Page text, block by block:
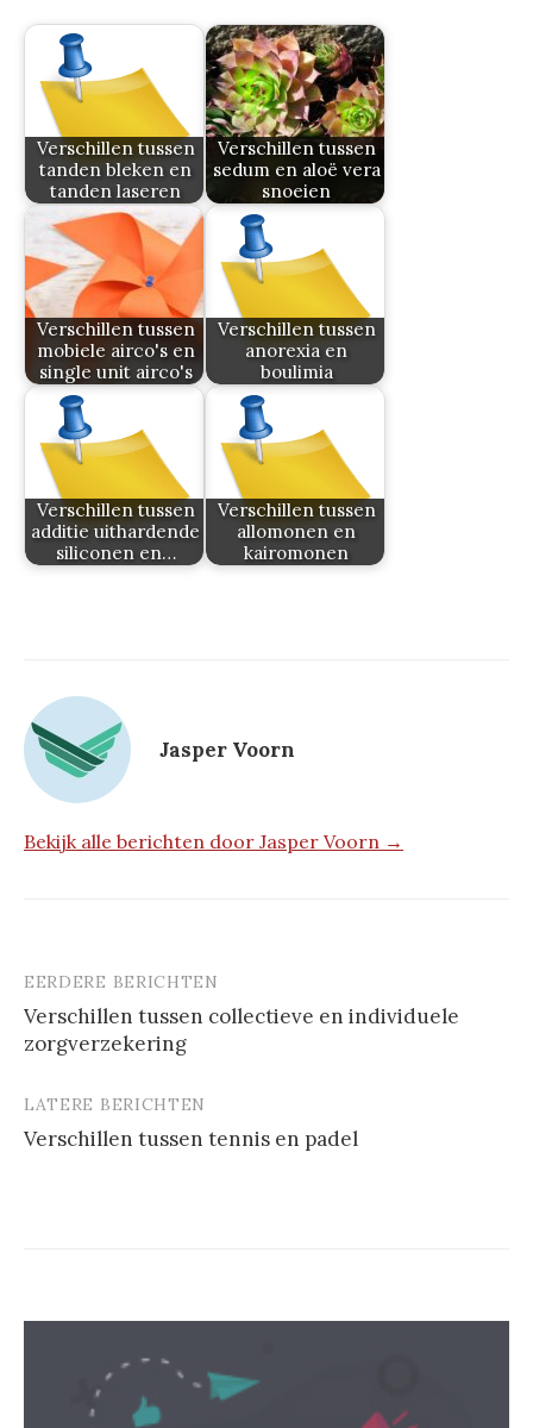
Verschillen tussen
tanden bleken en
tanden laseren
Verschillen tussen
sedum en aloë vera
snoeien
Verschillen tussen
mobiele airco's en
single unit airco's
Verschillen tussen
anorexia en
boulimia
Verschillen tussen
additie uithardende
siliconen en…
Verschillen tussen
allomonen en
kairomonen
Jasper Voorn
Bekijk alle berichten door Jasper Voorn →
Berichtnavigatie
EERDERE BERICHTEN
Verschillen tussen collectieve en individuele
zorgverzekering
LATERE BERICHTEN
Verschillen tussen tennis en padel